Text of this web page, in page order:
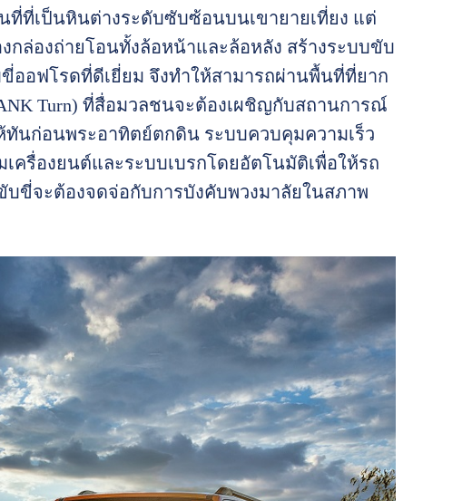
ที่เป็นหินต่างระดับซับซ้อนบนเขายายเที่ยง แต่
กล่องถ่ายโอนทั้งล้อหน้าและล้อหลัง สร้างระบบขับ
ออฟโรดที่ดีเยี่ยม จึงทำให้สามารถผ่านพื้นที่ที่ยาก
Turn) ที่สื่อมวลชนจะต้องเผชิญกับสถานการณ์
นก่อนพระอาทิตย์ตกดิน ระบบควบคุมความเร็ว
เครื่องยนต์และระบบเบรกโดยอัตโนมัติเพื่อให้รถ
บขี่จะต้องจดจ่อกับการบังคับพวงมาลัยในสภาพ